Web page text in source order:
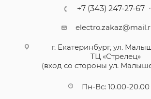
+7 (343) 247-27-67
г. Екатеринбург, ул.
ТЦ «Стрелец»
(вход со стороны ул.
Пн-Вс: 10.00-20.00